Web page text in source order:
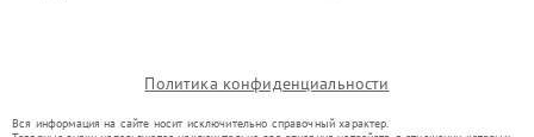
Политика конфиденциальности
Вся информация на сайте носит исключительно справочный характер.